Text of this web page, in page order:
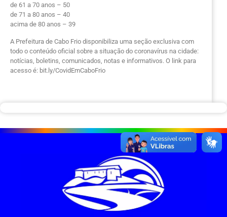
de 61 a 70 anos – 50
de 71 a 80 anos – 40
acima de 80 anos – 39
A Prefeitura de Cabo Frio disponibiliza uma seção exclusiva com
todo o conteúdo oficial sobre a situação do coronavírus na cidade:
notícias, boletins, comunicados, notas e informativos. O link para
acesso é: bit.ly/CovidEmCaboFrio